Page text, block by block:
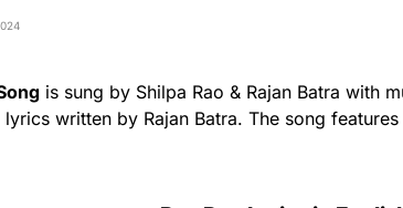
is sung by Shilpa Rao & Rajan Batra with
written by Rajan Batra. The song